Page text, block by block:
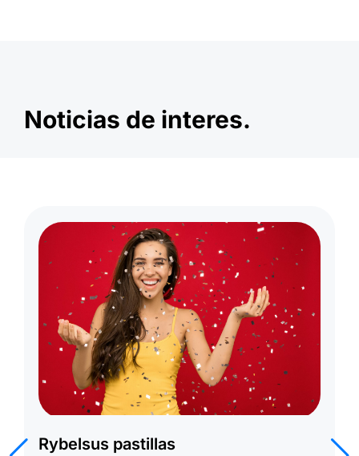
Noticias de interes.
Rybelsus pastillas